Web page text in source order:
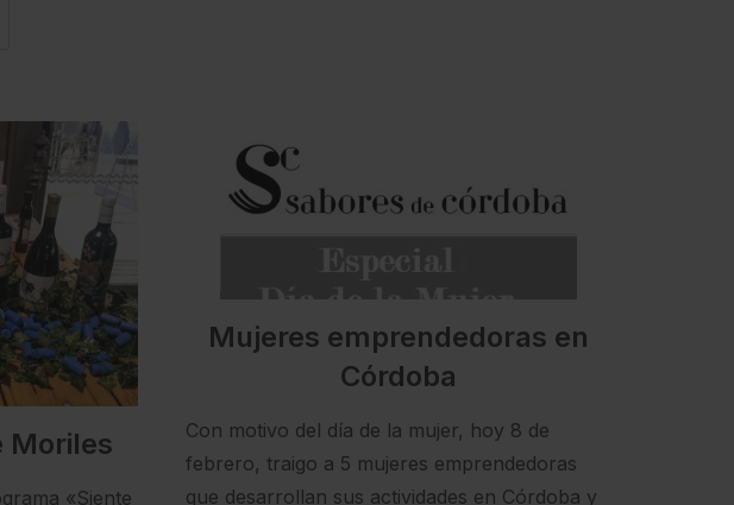
Moriles
«Siente
Mujeres emprendedoras en
Córdoba
Con motivo del día de la mujer, hoy 8 de
febrero, traigo a 5 mujeres emprendedoras
que desarrollan sus actividades en Córdoba y